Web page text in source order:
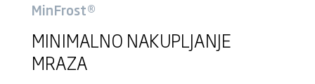
MinFrost®
MINIMALNO NAKUPLJANJE
MRAZA